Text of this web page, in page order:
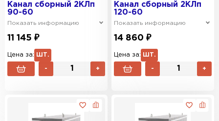
Канал сборный 2КЛп
90-60
Показать информацию
11 145 ₽
Цена за: ШТ.
- +
Канал сборный 2КЛп
120-60
Показать информацию
14 860 ₽
Цена за: ШТ.
- +